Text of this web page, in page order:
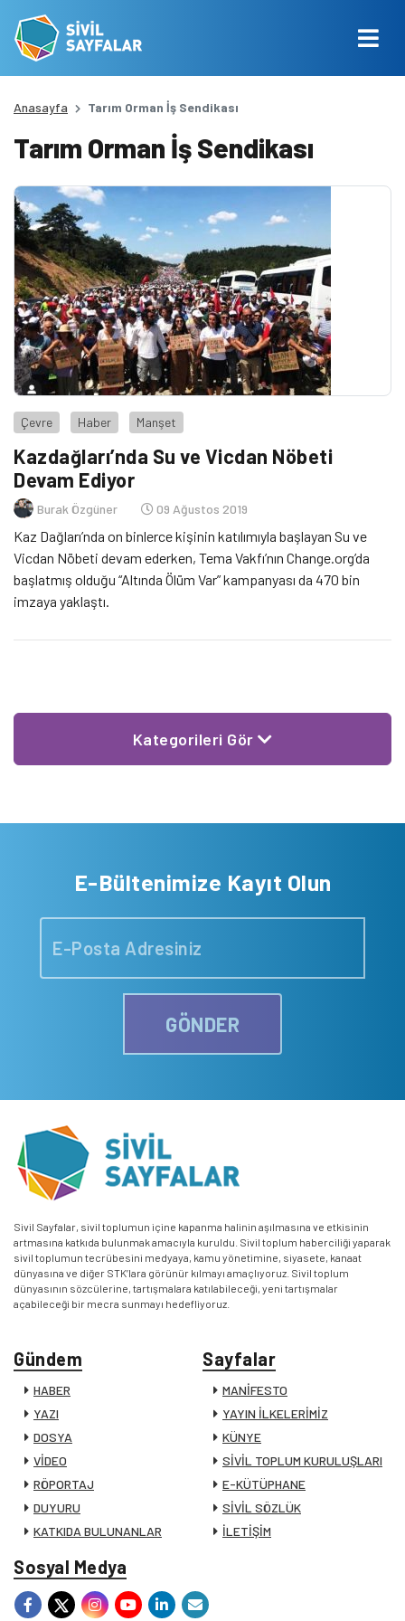
Anasayfa Tarım Orman İş Sendikası
Tarım Orman İş Sendikası
Çevre Haber Manşet
Kazdağları’nda Su ve Vicdan Nöbeti
Devam Ediyor
Burak Özgüner 09 Ağustos 2019
Kaz Dağları’nda on binlerce kişinin katılımıyla başlayan Su ve
Vicdan Nöbeti devam ederken, Tema Vakfı’nın Change.org’da
başlatmış olduğu “Altında Ölüm Var” kampanyası da 470 bin
imzaya yaklaştı.
Kategorileri Gör
E-Bültenimize Kayıt Olun
GÖNDER
Sivil Sayfalar, sivil toplumun içine kapanma halinin aşılmasına ve etkisinin
artmasına katkıda bulunmak amacıyla kuruldu. Sivil toplum haberciliği yaparak
sivil toplumun tecrübesini medyaya, kamu yönetimine, siyasete, kanaat
dünyasına ve diğer STK’lara görünür kılmayı amaçlıyoruz. Sivil toplum
dünyasının sözcülerine, tartışmalara katılabileceği, yeni tartışmalar
açabileceği bir mecra sunmayı hedefliyoruz.
Gündem
HABER
YAZI
DOSYA
VİDEO
RÖPORTAJ
DUYURU
KATKIDA BULUNANLAR
Sayfalar
MANİFESTO
YAYIN İLKELERİMİZ
KÜNYE
SİVİL TOPLUM KURULUŞLARI
E-KÜTÜPHANE
SİVİL SÖZLÜK
İLETİŞİM
Sosyal Medya